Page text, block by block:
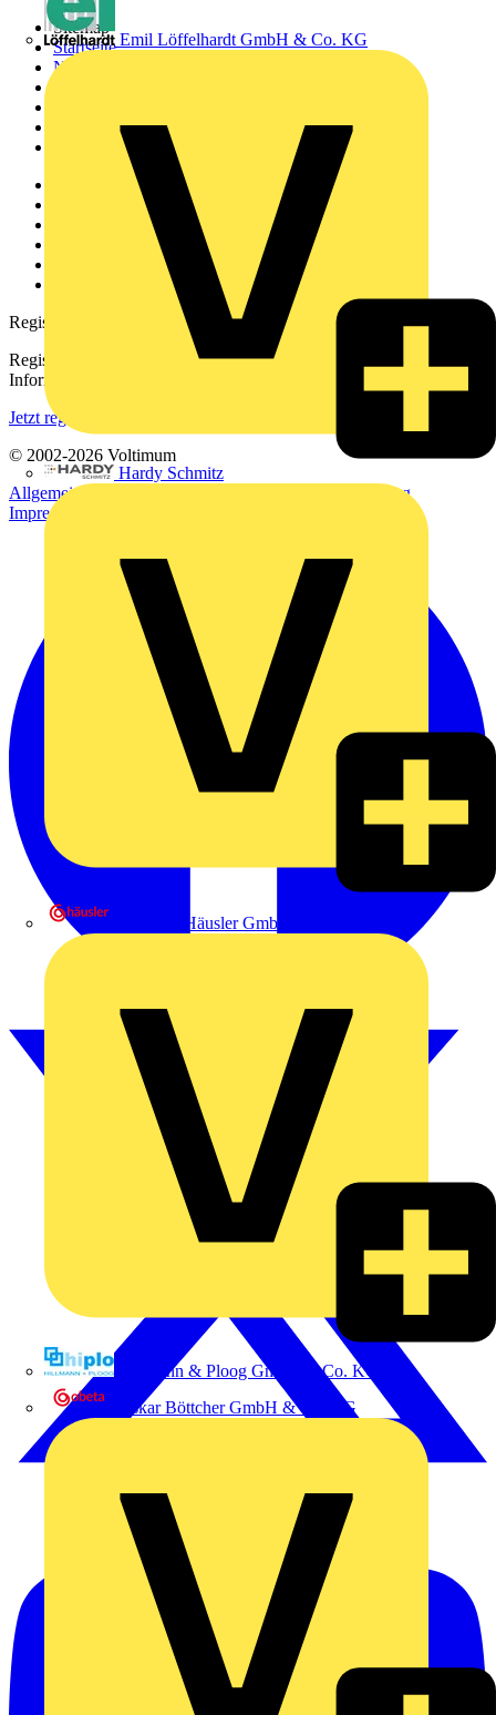
Emil Löffelhardt GmbH & Co. KG
Hardy Schmitz
Heinrich Häusler GmbH
Hillmann & Ploog GmbH & Co. KG
Oskar Böttcher GmbH & Co. KG
Sitemap
Startseite
News
Voltimum+
Weitere Links
Downloadbereich (PDFs)
Häufig gestellte Fragen
Registrierung
Registrieren Sie sich kostenlos und erhalten Sie stets aktuelle
Informationen aus der Elektroindustrie.
Jetzt registrieren
© 2002-2026 Voltimum
Allgemeine Geschäftsbedingungen
Datenschutzerklärung
Impressum